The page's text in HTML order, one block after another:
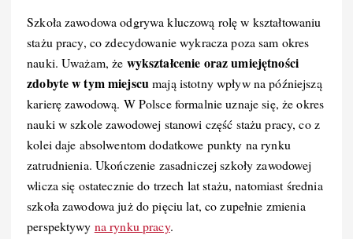
c
e
b
o
o
k
er
e
st
m
bl
r
d
di
t
k
e
d
I
n
p
y
Li
n
k
Szkoła zawodowa odgrywa kluczową rolę w kształtowaniu
stażu pracy, co zdecydowanie wykracza poza sam okres
nauki. Uważam, że wykształcenie oraz umiejętności
zdobyte w tym miejscumają istotny wpływ na późniejszą
karierę zawodową. W Polsce formalnie uznaje się, że okres
nauki w szkole zawodowej stanowi część stażu pracy, co z
kolei daje absolwentom dodatkowe punkty na rynku
zatrudnienia. Ukończenie zasadniczej szkoły zawodowej
wlicza się ostatecznie do trzech lat stażu, natomiast średnia
szkoła zawodowa już do pięciu lat, co zupełnie zmienia
perspektywy na rynku pracy.